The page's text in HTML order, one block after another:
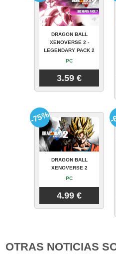
DRAGON BALL
XENOVERSE 2 -
LEGENDARY PACK 2
PC
3.59 €
DRAGON BALL
XENOVERSE 2
PC
4.99 €
-75% -
OTRAS NOTICIAS